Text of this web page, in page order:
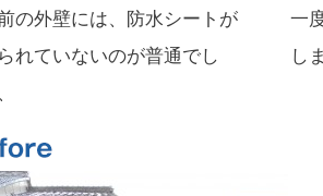
の外壁には、防水シートが
れていないのが普通でし
一
し